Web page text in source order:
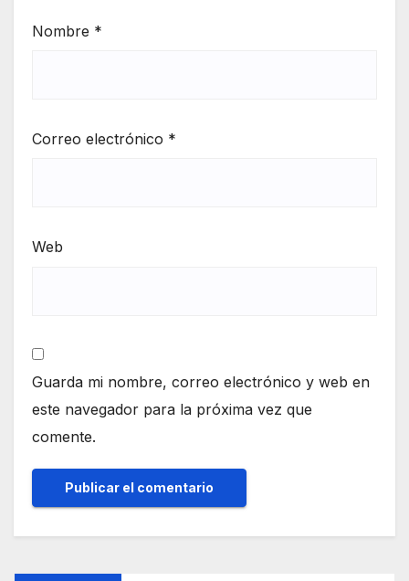
Nombre *
Correo electrónico *
Web
Guarda mi nombre, correo electrónico y web en
este navegador para la próxima vez que
comente.